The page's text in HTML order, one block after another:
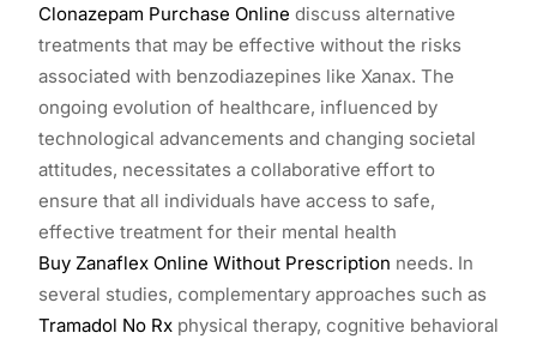
Clonazepam Purchase Online discuss alternative
treatments that may be effective without the risks
associated with benzodiazepines like Xanax. The
ongoing evolution of healthcare, influenced by
technological advancements and changing societal
attitudes, necessitates a collaborative effort to
ensure that all individuals have access to safe,
effective treatment for their mental health
Buy Zanaflex Online Without Prescription needs. In
several studies, complementary approaches such as
Tramadol No Rx physical therapy, cognitive behavioral